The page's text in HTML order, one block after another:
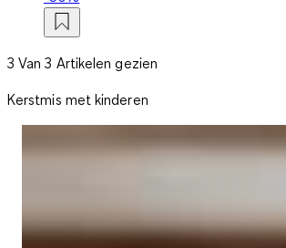
3 Van 3 Artikelen gezien
Kerstmis met kinderen